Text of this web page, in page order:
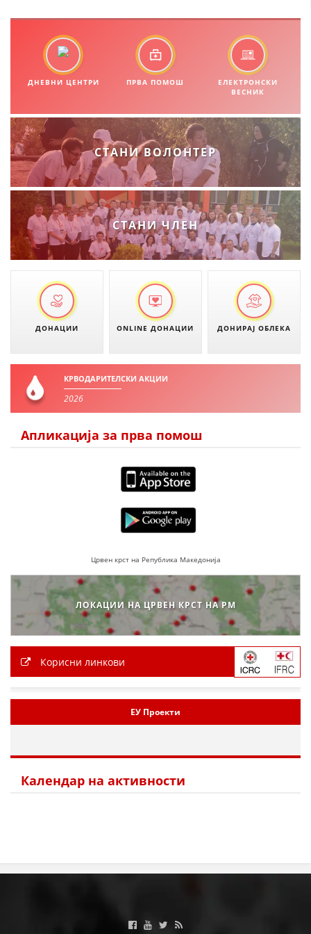
МЕЃУНАРОДНА СОРАБОТКА
ДОГОВОРИ
ЗНАЧЕЊЕ НА СЛУЖБАТА ЗА БАРАЊЕ
ЗДРАВСТВЕНО ПРЕВЕНТИВНА ДЕЈНОСТ
ПРВА ПОМОШ
КРВОДАРИТЕЛСТВО
ИНФОРМАЦИИ ЗА БОЛЕСТИ
МЕНАЏМЕНТ НА ВОЛОНТЕРИ
ЗА НАС
ДЕЈСТВУВАЊЕ
БРОШУРИ
ПОСТЕРИ
ПРЕЗЕНТАЦИИ
ДНЕВНИ ЦЕНТРИ ПРВА ПОМОШ
ЕЛЕКТРОНСКИ
ВЕСНИК
СТАНИ ВОЛОНТЕР
СТАНИ ЧЛЕН
ДОНАЦИИ ONLINE ДОНАЦИИ ДОНИРАЈ ОБЛЕКА
КРВОДАРИТЕЛСКИ АКЦИИ
2026
Апликација за прва помош
Црвен крст на Република Македонија
ЛОКАЦИИ НА ЦРВЕН КРСТ НА РМ
Корисни линкови
ЕУ Проекти
Календар на активности